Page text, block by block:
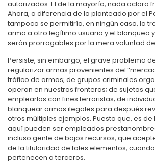
autorizados. El de la mayoría, nada aclara
Ahora, a diferencia de lo planteado por el
tampoco se permitiría, en ningún caso, la
arma a otro legítimo usuario y el blanqueo
serán prorrogables por la mera voluntad
Persiste, sin embargo, el grave problema
regularizar armas provenientes del
tráfico de armas; de grupos criminales
operan en nuestras fronteras; de sujetos
emplearlas con fines terroristas; de
blanquear armas ilegales para después
otros múltiples ejemplos. Puesto que, es de
aquí pueden ser empleados
incluso gente de bajos recursos, que
de la titularidad de tales elementos,
pertenecen a terceros.